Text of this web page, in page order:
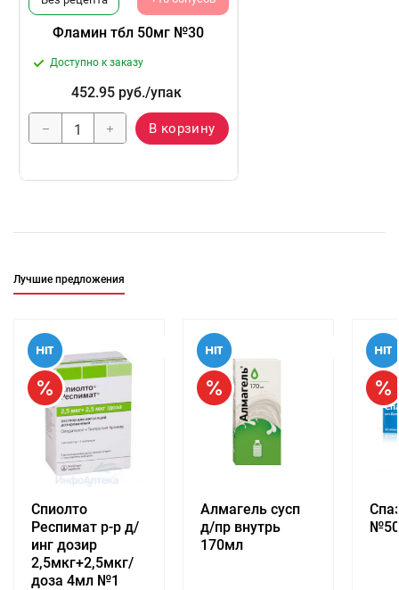
Фламин тбл 50мг №30
Доступно к заказу
452.95 руб./упак
В корзину
Лучшие предложения
Спиолто
Респимат р-р д/
инг дозир
2,5мкг+2,5мкг/
доза 4мл №1
Алмагель сусп
д/пр внутрь
170мл
№50